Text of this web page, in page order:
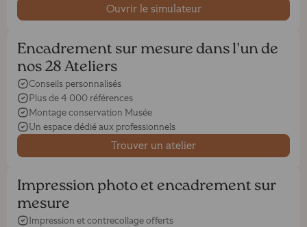
Ouvrir le simulateur
Encadrement sur mesure dans l'un de
nos 28 Ateliers
Conseils personnalisés
Plus de 4 000 références
Montage conservation Musée
Un espace dédié aux professionnels
Trouver un atelier
Impression photo et encadrement sur
mesure
Impression et contrecollage offerts